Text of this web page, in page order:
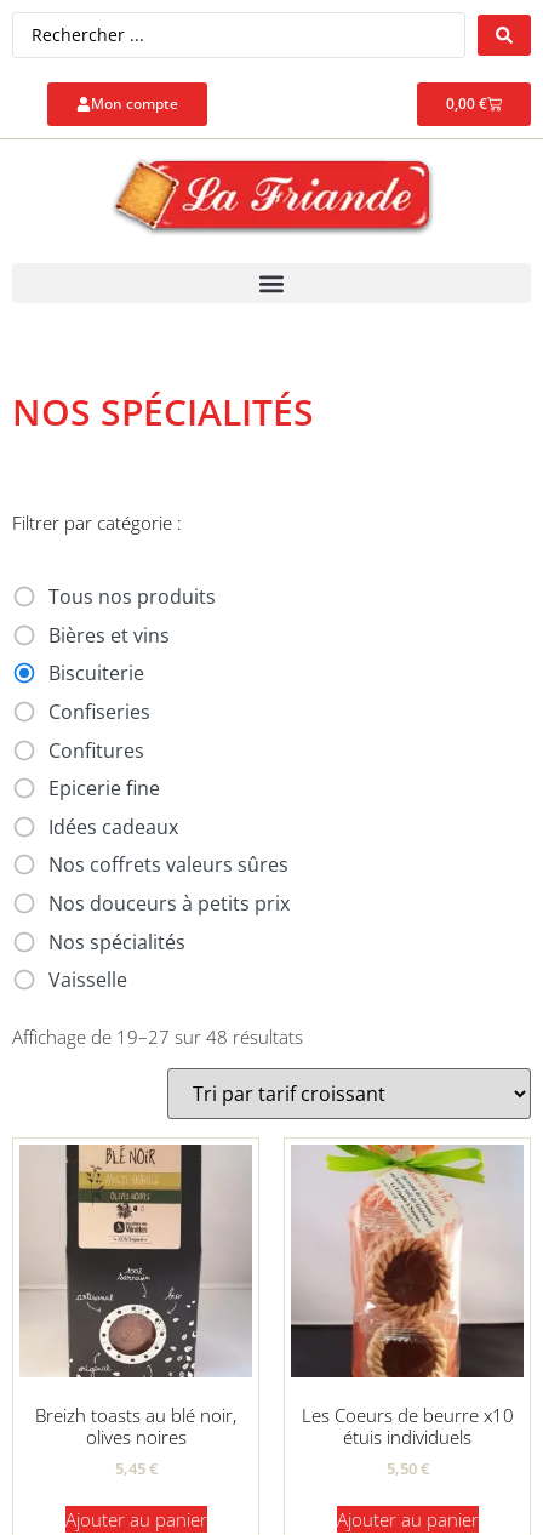
Mon compte 0,00€
NOS SPÉCIALITÉS
Filtrer par catégorie :
Tous nos produits
Bières et vins
Biscuiterie
Confiseries
Confitures
Epicerie fine
Idées cadeaux
Nos coffrets valeurs sûres
Nos douceurs à petits prix
Nos spécialités
Vaisselle
Affichage de 19–27 sur 48 résultats
Breizh toasts au blé noir,
olives noires
5,45€
Ajouter au panier
Les Coeurs de beurre x10
étuis individuels
5,50€
Ajouter au panier